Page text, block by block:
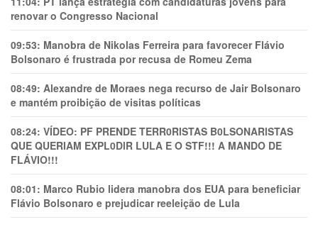
renovar o Congresso Nacional
09:53: Manobra de Nikolas Ferreira para favorecer Flávio
Bolsonaro é frustrada por recusa de Romeu Zema
08:49: Alexandre de Moraes nega recurso de Jair Bolsonaro
e mantém proibição de visitas políticas
08:24: VÍDEO: PF PRENDE TERR0RlSTAS B0LSONARlSTAS
QUE QUERIAM EXPL0DlR LULA E O STF!!! A MANDO DE
FLÁVIO!!!
08:01: Marco Rubio lidera manobra dos EUA para beneficiar
Flávio Bolsonaro e prejudicar reeleição de Lula